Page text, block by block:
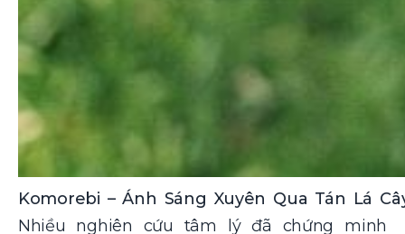
Komorebi – Ánh Sáng Xuyên Qua Tán Lá
Nhiều nghiên cứu tâm lý đã chứng minh